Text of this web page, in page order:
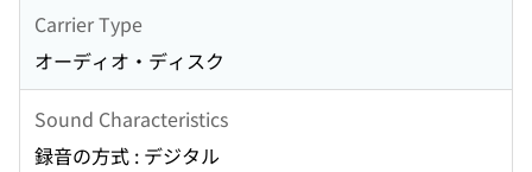
Carrier Type
オーディオ・ディスク
Sound Characteristics
録音の方式 : デジタル